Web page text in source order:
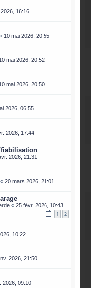
2026, 16:16
« 10 mai 2026, 20:55
10 mai 2026, 20:52
10 mai 2026, 20:50
2026, 06:55
2026, 17:44
fiabilisation
2026, 21:31
«20 mars 2026, 21:01
«25 févr. 2026, 10:43
1 2
10:22
2026, 21:50
2026, 09:10